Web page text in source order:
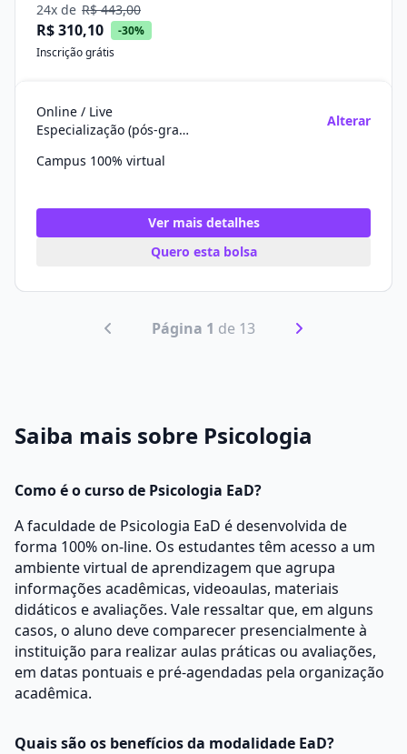
24x de R$ 443,00
R$ 310,10
-30%
Inscrição grátis
Online / Live
Especialização (pós-graduação)
Alterar
Campus 100% virtual
Ver mais detalhes
Quero esta bolsa
Página 1 de 13
Saiba mais sobre Psicologia
Como é o curso de Psicologia EaD?
A faculdade de Psicologia EaD é desenvolvida de
forma 100% on-line. Os estudantes têm acesso a um
ambiente virtual de aprendizagem que agrupa
informações acadêmicas, videoaulas, materiais
didáticos e avaliações. Vale ressaltar que, em alguns
casos, o aluno deve comparecer presencialmente à
instituição para realizar aulas práticas ou avaliações,
em datas pontuais e pré-agendadas pela organização
acadêmica.
Quais são os benefícios da modalidade EaD?